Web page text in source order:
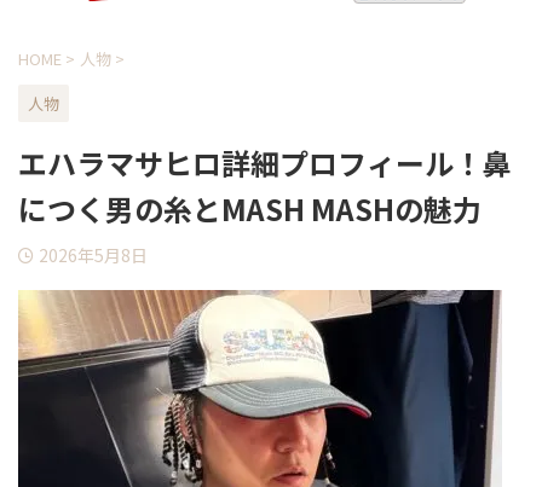
HOME > 人物 >
人物
エハラマサヒロ詳細プロフィール！鼻
につく男の糸とMASH MASHの魅力
2026年5月8日